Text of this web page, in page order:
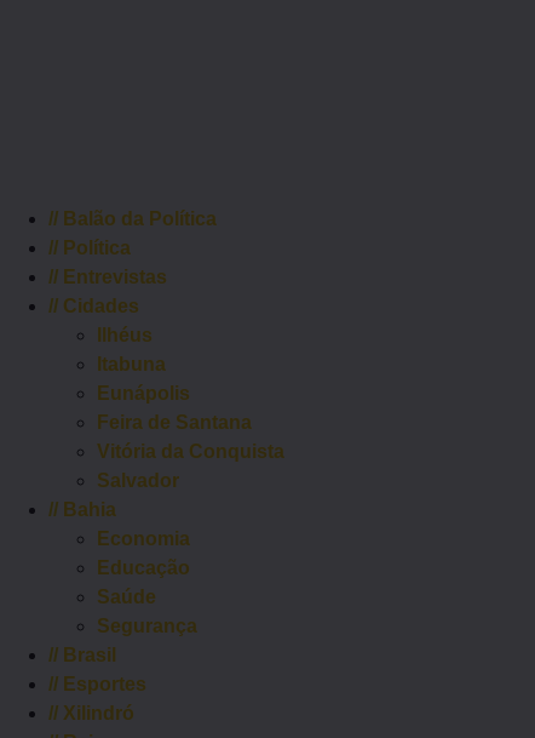
// Balão da Política
// Política
// Entrevistas
// Cidades
Ilhéus
Itabuna
Eunápolis
Feira de Santana
Vitória da Conquista
Salvador
// Bahia
Economia
Educação
Saúde
Segurança
// Brasil
// Esportes
// Xilindró